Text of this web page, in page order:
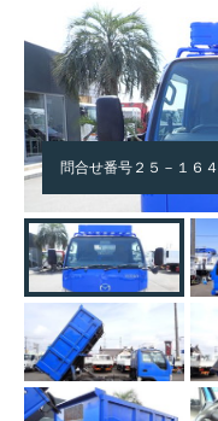
問合せ番号２５－１６４